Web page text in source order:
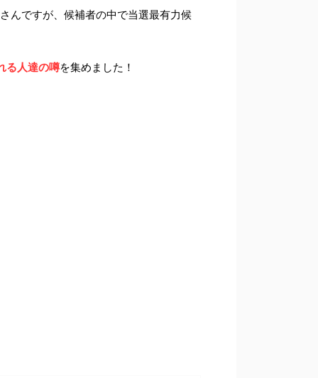
さんですが、候補者の中で当選最有力候
る人達の噂を集めました！